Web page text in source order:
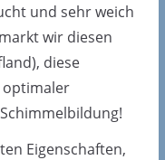
und sehr weich
wir diesen
diese
optimaler
Eigenschaften,